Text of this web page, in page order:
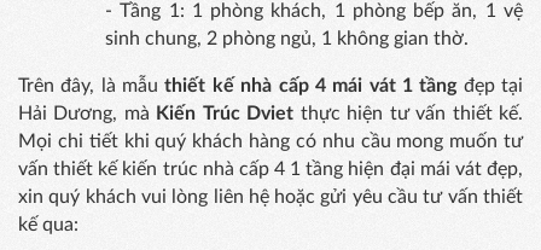
- Tầng 1: 1 phòng khách, 1 phòng bếp ăn, 1 vệ
sinh chung, 2 phòng ngủ, 1 không gian thờ.
Trên đây, là mẫuthiết kế nhà cấp 4 mái vát 1 tầngđẹp tại
Hải Dương, mà Kiến Trúc Dviet thực hiện tư vấn thiết kế.
Mọi chi tiết khi quý khách hàng có nhu cầu mong muốn tư
vấn thiết kế kiến trúc nhà cấp 4 1 tầng hiện đại mái vát đẹp,
xin quý khách vui lòng liên hệ hoặc gửi yêu cầu tư vấn thiết
kế qua: